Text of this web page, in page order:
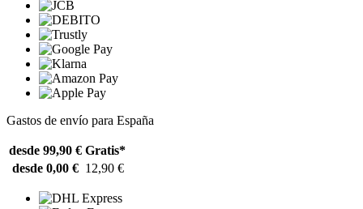
Gastos de envío para España
desde 99,90 € Gratis*
desde 0,00 € 12,90 €